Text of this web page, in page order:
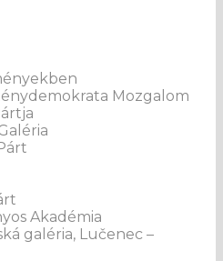
Mozgalom
Akadémia
galéria, Lučenec –